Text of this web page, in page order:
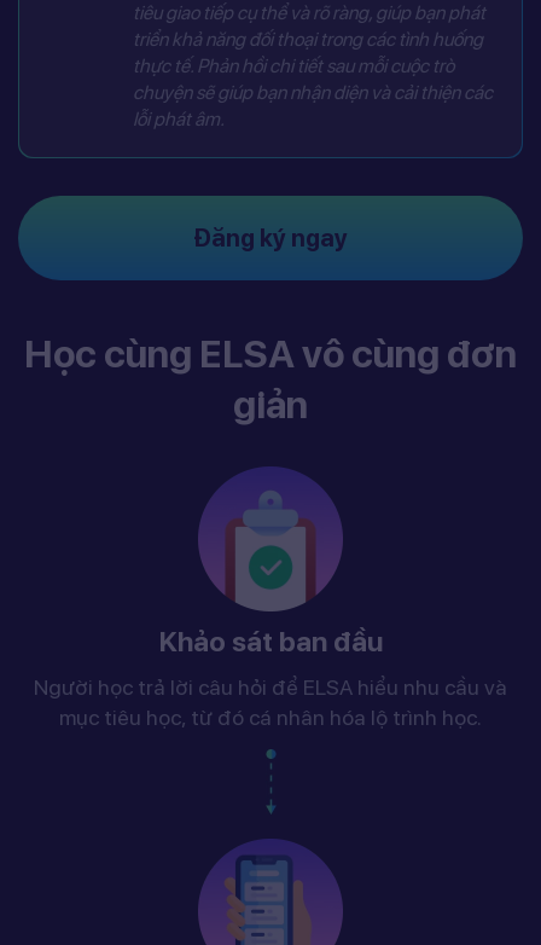
tiêu giao tiếp cụ thể và rõ ràng, giúp bạn phát
triển khả năng đối thoại trong các tình huống
thực tế. Phản hồi chi tiết sau mỗi cuộc trò
chuyện sẽ giúp bạn nhận diện và cải thiện các
lỗi phát âm.
Đăng ký ngay
Học cùng ELSA vô cùng đơn
giản
Khảo sát ban đầu
Người học trả lời câu hỏi để ELSA hiểu nhu cầu và
mục tiêu học, từ đó cá nhân hóa lộ trình học.